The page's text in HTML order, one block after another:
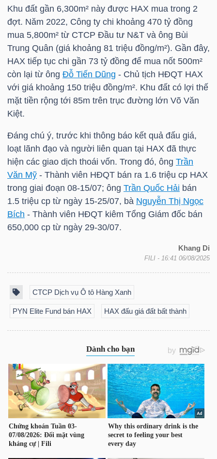
Khu đất gần 6,300m² này được HAX mua trong 2
đợt. Năm 2022, Công ty chi khoảng 470 tỷ đồng
mua 5,800m² từ CTCP Đầu tư N&T và ông Bùi
Trung Quân (giá khoảng 81 triệu đồng/m²). Gần đây,
HAX tiếp tục chi gần 73 tỷ đồng để mua nốt 500m²
còn lại từ ông Đỗ Tiến Dũng - Chủ tịch HĐQT HAX
với giá khoảng 150 triệu đồng/m². Khu đất có lợi thế
mặt tiền rộng tới 85m trên trục đường lớn Võ Văn
Kiệt.
Đáng chú ý, trước khi thông báo kết quả đấu giá,
loạt lãnh đạo và người liên quan tại HAX đã thực
hiện các giao dịch thoái vốn. Trong đó, ông Trần
Văn Mỹ - Thành viên HĐQT bán ra 1.6 triệu cp HAX
trong giai đoạn 08-15/07; ông Trần Quốc Hải bán
1.5 triệu cp từ ngày 15-25/07, bà Nguyễn Thị Ngọc
Bích - Thành viên HĐQT kiêm Tổng Giám đốc bán
650,000 cp từ ngày 29-30/07.
Khang Di
FILI - 16:41 06/08/2025
CTCP Dịch vụ Ô tô Hàng Xanh
PYN Elite Fund bán HAX HAX đấu giá đất bất thành
MÔ
NGÀNH
DOANH
NGHIỆP
CỔ
PHIẾU
PHÁI
SINH
PHIẾU
ĐẦU
TƯ
TRUY
XUẤT
DỮ